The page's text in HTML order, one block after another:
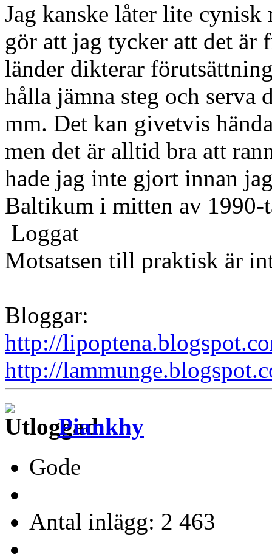
Jag kanske låter lite
gör att jag tycker att det är
länder dikterar
hålla jämna steg och
mm. Det kan givetvis
men det är alltid bra att
hade jag inte gjort innan
Baltikum i mitten av 1990-
Loggat
Motsatsen till praktisk är
Bloggar:
http://
http://
Piankhy
Gode
Antal inlägg: 2 463